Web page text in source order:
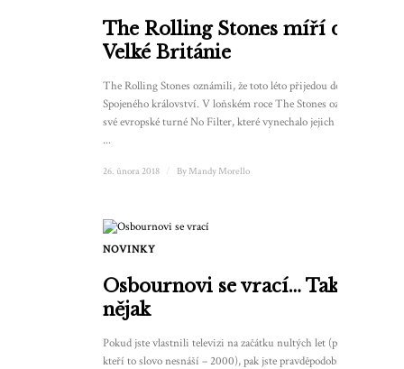
The Rolling Stones míří do
Velké Británie
The Rolling Stones oznámili, že toto léto přijedou do
Spojeného království. V loňském roce The Stones oznámili
své evropské turné No Filter, které vynechalo jejich domov
...
26. února 2018 By Mandy Morello
NOVINKY
Osbournovi se vrací… Tak
nějak
Pokud jste vlastnili televizi na začátku nultých let (pro ty,
kteří to slovo nesnáší – 2000), pak jste pravděpodobně